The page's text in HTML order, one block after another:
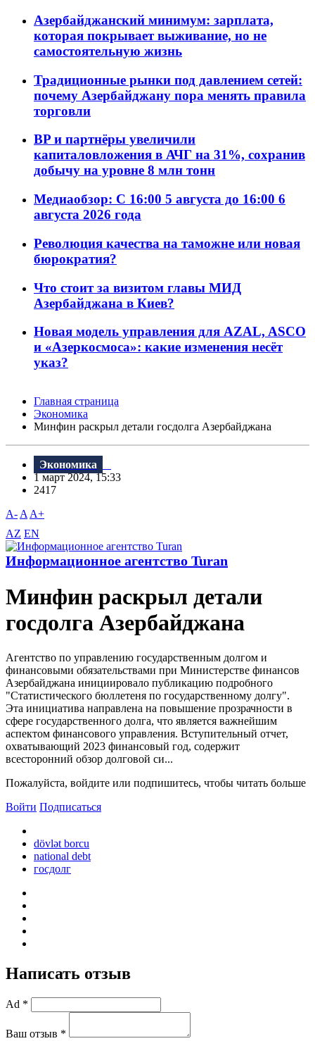
Азербайджанский минимум: зарплата,
которая покрывает выживание, но не
самостоятельную жизнь
Традиционные рынки под давлением сетей:
почему Азербайджану пора менять правила
торговли
BP и партнёры увеличили
капиталовложения в АЧГ на 31%, сохранив
добычу на уровне 8 млн тонн
Медиаобзор: С 16:00 5 августа до 16:00 6
августа 2026 года
Революция качества на таможне или новая
бюрократия?
Что стоит за визитом главы МИД
Азербайджана в Киев?
Новая модель управления для AZAL, ASCO
и «Азеркосмоса»: какие изменения несёт
указ?
Главная страница
Экономика
Минфин раскрыл детали госдолга Азербайджана
Экономика
1 март 2024, 15:33
2417
A- A A+
AZ EN
Информационное агентство Turan
Минфин раскрыл детали
госдолга Азербайджана
Агентство по управлению государственным долгом и
финансовыми обязательствами при Министерстве финансов
Азербайджана инициировало публикацию подробного
"Статистического бюллетеня по государственному долгу".
Эта инициатива направлена на повышение прозрачности в
сфере государственного долга, что является важнейшим
аспектом финансового управления. Вступительный отчет,
охватывающий 2023 финансовый год, содержит
всесторонний обзор долговой си...
Пожалуйста, войдите или подпишитесь, чтобы читать больше
Войти Подписаться
dövlət borcu
national debt
госдолг
Написать отзыв
Ad *
Ваш отзыв *